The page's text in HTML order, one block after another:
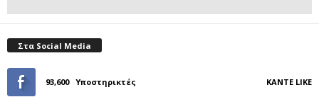
Στα Social Media
93,600 Υποστηρικτές ΚΆΝΤΕ LIKE